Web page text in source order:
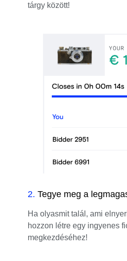
tárgy között!
2. Tegye meg a
Ha olyasmit talál, ami
hozzon létre egy ingyenes
megkezdéséhez!